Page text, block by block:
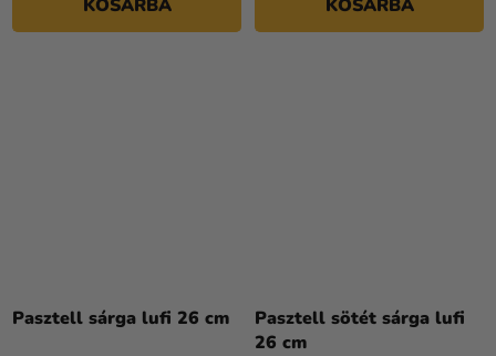
KOSÁRBA csillag.
KOSÁRBA
Pasztell sárga lufi 26 cm
Pasztell sötét sárga lufi
26 cm